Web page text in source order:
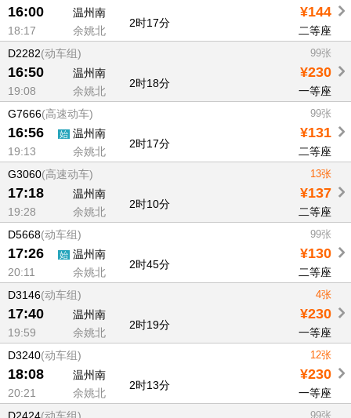
16:00 温州南 ¥144
2时17分
18:17 余姚北
二等座
D2282(动车组) 99张
16:50 温州南 ¥230
2时18分
19:08 余姚北
一等座
G7666(高速动车) 99张
16:56 始 温州南 ¥131
2时17分
19:13 余姚北
二等座
G3060(高速动车) 13张
17:18 温州南 ¥137
2时10分
19:28 余姚北
二等座
D5668(动车组) 99张
17:26 始 温州南 ¥130
2时45分
20:11 余姚北
二等座
D3146(动车组) 4张
17:40 温州南 ¥230
2时19分
19:59 余姚北
一等座
D3240(动车组) 12张
18:08 温州南 ¥230
2时13分
20:21 余姚北
一等座
99张